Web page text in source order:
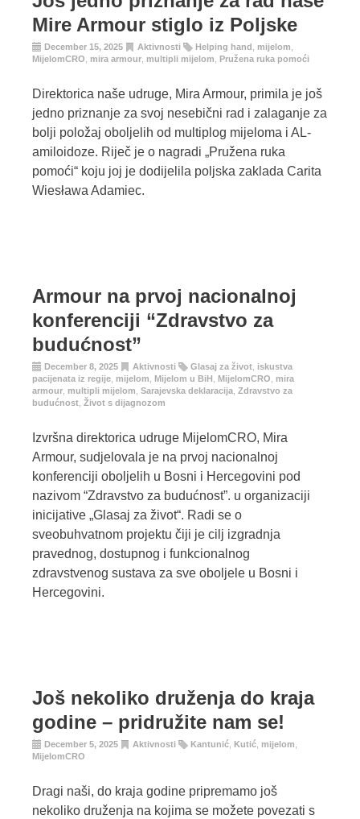
Mire Armour stiglo iz Poljske
December 15, 2025 Aktivnosti Helping hand mijelom
MijelomCRO
mira armour multipli mijelom Pružena ruka pomoći
Direktorica naše udruge, Mira Armour, primila je još
jedno priznanje za svoj nesebični rad i zalaganje za
bolji položaj oboljelih od multiplog mijeloma i AL-
amiloidoze. Riječ je o nagradi „Pružena ruka
pomoći“ koju joj je dodijelila poljska zaklada Carita
Wiesława Adamiec.
Armour na prvoj nacionalnoj
konferenciji “Zdravstvo za
budućnost”
December 8, 2025 Aktivnosti Glasaj za život iskustva
pacijenata iz regije mijelom Mijelom u BiH MijelomCRO
mira
armour multipli mijelom Sarajevska deklaracija Zdravstvo za
budućnost Život s dijagnozom
Izvršna direktorica udruge MijelomCRO, Mira
Armour, sudjelovala je na prvoj nacionalnoj
konferenciji oboljelih u Bosni i Hercegovini pod
nazivom “Zdravstvo za budućnost”. u organizaciji
inicijative „Glasaj za život“. Radi se o
sveobuhvatnom projektu čiji je cilj izgradnja
pravednog, dostupnog i funkcionalnog
zdravstvenog sustava za sve oboljele u Bosni i
Hercegovini.
Još nekoliko druženja do kraja
godine – pridružite nam se!
December 5, 2025 Aktivnosti Kantunić Kutić mijelom
MijelomCRO
Dragi naši, do kraja godine pripremamo još
nekoliko druženja na kojima se možete povezati s